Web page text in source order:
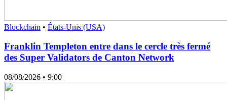
Blockchain • États-Unis (USA)
Franklin Templeton entre dans le cercle très fermé
des Super Validators de Canton Network
08/08/2026 • 9:00